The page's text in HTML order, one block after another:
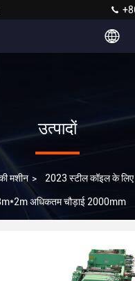
उत्पादों
मशीन > 2023 स्टील कॉइल के लिए
अधिकतम चौड़ाई 2000mm